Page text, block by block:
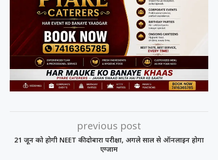
previous post
21 जून को होगी NEET की दोबारा परीक्षा, अगले साल से ऑनलाइन होगा
एग्जाम